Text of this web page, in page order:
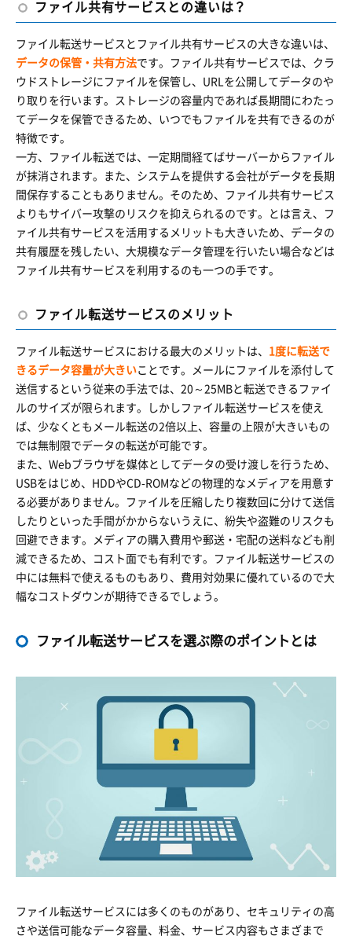
ファイル共有サービスとの違いは？
ファイル転送サービスとファイル共有サービスの大きな違いは、
データの保管・共有方法です。ファイル共有サービスでは、クラ
ウドストレージにファイルを保管し、URLを公開してデータのや
り取りを行います。ストレージの容量内であれば長期間にわたっ
てデータを保管できるため、いつでもファイルを共有できるのが
特徴です。
一方、ファイル転送では、一定期間経てばサーバーからファイル
が抹消されます。また、システムを提供する会社がデータを長期
間保存することもありません。そのため、ファイル共有サービス
よりもサイバー攻撃のリスクを抑えられるのです。とは言え、フ
ァイル共有サービスを活用するメリットも大きいため、データの
共有履歴を残したい、大規模なデータ管理を行いたい場合などは
ファイル共有サービスを利用するのも一つの手です。
ファイル転送サービスのメリット
ファイル転送サービスにおける最大のメリットは、 1度に転送で
きるデータ容量が大きいことです。メールにファイルを添付して
送信するという従来の手法では、20～25MBと転送できるファイ
ルのサイズが限られます。しかしファイル転送サービスを使え
ば、少なくともメール転送の2倍以上、容量の上限が大きいもの
では無制限でデータの転送が可能です。
また、Webブラウザを媒体としてデータの受け渡しを行うため、
USBをはじめ、HDDやCD-ROMなどの物理的なメディアを用意す
る必要がありません。ファイルを圧縮したり複数回に分けて送信
したりといった手間がかからないうえに、紛失や盗難のリスクも
回避できます。メディアの購入費用や郵送・宅配の送料なども削
減できるため、コスト面でも有利です。ファイル転送サービスの
中には無料で使えるものもあり、費用対効果に優れているので大
幅なコストダウンが期待できるでしょう。
ファイル転送サービスを選ぶ際のポイントとは
ファイル転送サービスには多くのものがあり、セキュリティの高
さや送信可能なデータ容量、料金、サービス内容もさまざまで